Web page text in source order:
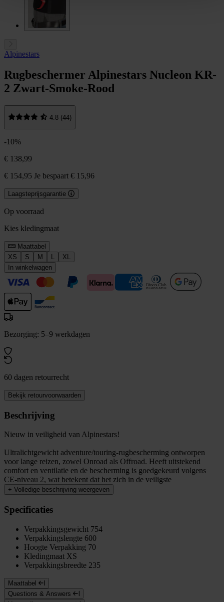
Alpinestars
Rugbeschermer Alpinestars Nucleon KR-
2 Zwart-Smoke-Rood
4.8 (44)
-10%
€ 138,99
€ 154,95 Je bespaart € 15,96
Laagsteprijsgarantie
Op voorraad
Kies kledingmaat
Maattabel
XS
S M L
XL
In winkelwagen
Bezorging: 5–9 werkdagen
60 dagen retourrecht
Bekijk retourvoorwaarden
Beschrijving
Nieuw in veiligheid van Alpinestars!
Ultralichtgewicht adventure/touring-rugbescherming ontworpen
voor lange reizen, zowel Onroad als Offroad. Heeft uitstekend
comfort en ventilatie en de bescherming is goedgekeurd volgens
CE-niveau 2, wat betekent dat het zich in de veiligste
+ Volledige beschrijving weergeven
Specificaties
Verpakkingsgewicht 754
Verpakkingslengte 600
Hoogte Verpakking 70
Kledingmaat XS
Verpakkingsbreedte 235
Maattabel
Questions & Answers